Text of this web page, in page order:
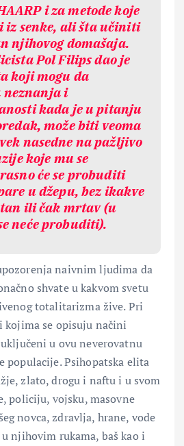
i za metode koje
senke, ali šta učiniti
njihovog domašaja.
Pol Filips dao je
koji mogu da
neznanja i
kada je u pitanju
može biti veoma
nasedne na pažljivo
koje mu se
će se probuditi
u džepu, bez ikakve
ili čak mrtav (u
neće probuditi).
naivnim ljudima da
shvate u kakvom svetu
totalitarizma žive. Pri
kojima se opisuju načini
u ovu neverovatnu
populacije. Psihopatska elita
zlato, drogu i naftu i u svom
policiju, vojsku, masovne
novca, zdravlja, hrane, vode
njihovim rukama, baš kao i